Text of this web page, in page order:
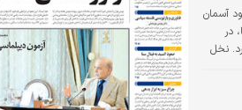
آسمان
در
نخل